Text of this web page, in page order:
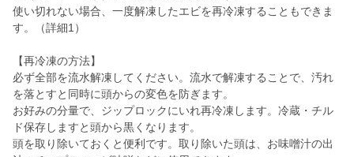
使い切れない場合、一度解凍したエビを再冷凍することもできま
す。（詳細1）
【再冷凍の方法】
必ず全部を流水解凍してください。流水で解凍することで、汚れ
を落とすと同時に頭からの変色を防ぎます。
お好みの分量で、ジップロックにいれ再冷凍します。冷蔵・チル
ド保存しますと頭から黒くなります。
頭を取り除いておくと便利です。取り除いた頭は、お味噌汁の出